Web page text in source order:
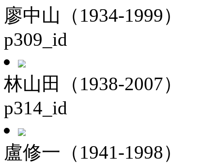
廖中山（1934-1999）
p309_id
林山田（1938-2007）
p314_id
盧修一（1941-1998）